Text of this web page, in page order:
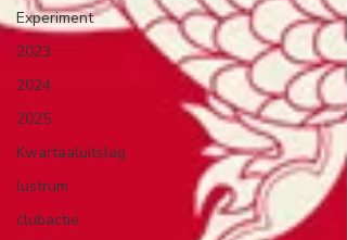
Experiment
2023
2024
2025
Kwartaaluitslag
lustrum
clubactie